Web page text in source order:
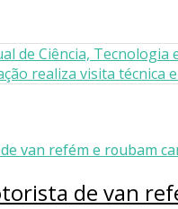
de Ciência,
realiza visita técnica
de van